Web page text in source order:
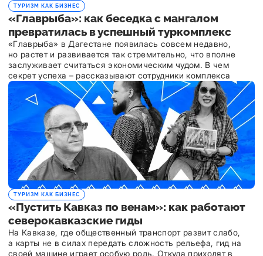
ТУРИЗМ КАК БИЗНЕС
«Главрыба»: как беседка с мангалом
превратилась в успешный туркомплекс
«Главрыба» в Дагестане появилась совсем недавно,
но растет и развивается так стремительно, что вполне
заслуживает считаться экономическим чудом. В чем
секрет успеха – рассказывают сотрудники комплекса
ТУРИЗМ КАК БИЗНЕС
«Пустить Кавказ по венам»: как работают
северокавказские гиды
На Кавказе, где общественный транспорт развит слабо,
а карты не в силах передать сложность рельефа, гид на
своей машине играет особую роль. Откуда приходят в